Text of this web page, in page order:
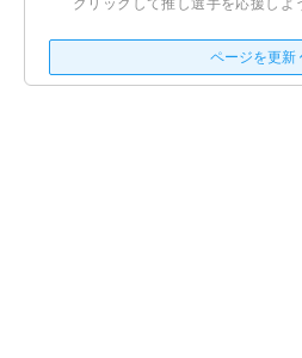
クリックして推し選手を応援しよ
ページを更新